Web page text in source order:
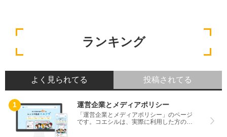
ランキング
よく見られてる 投稿されてる
運営企業とメディアポリシー
「運営企業とメディアポリシー」のページ
です。コエシルは、実際に利用した方の口